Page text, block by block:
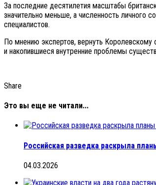
За последние десятилетия масштабы
значительно меньше, а численность личного
специалистов.
По мнению экспертов, вернуть Королевскому
и накопившиеся внутренние проблемы
Share
Это вы еще не читали...
Российская разведка раскрыла
04.03.2026